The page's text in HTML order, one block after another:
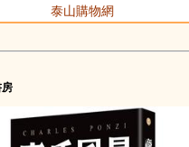
泰山購物網